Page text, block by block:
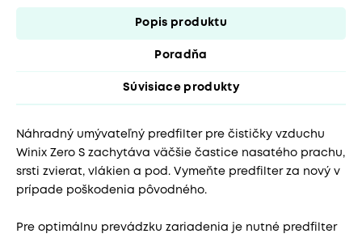
Popis produktu
Poradňa
Súvisiace produkty
Náhradný umývateľný predfilter pre čističky vzduchu
Winix Zero S zachytáva väčšie častice nasatého prachu,
srsti zvierat, vlákien a pod. Vymeňte predfilter za nový v
prípade poškodenia pôvodného.
Pre optimálnu prevádzku zariadenia je nutné predfilter